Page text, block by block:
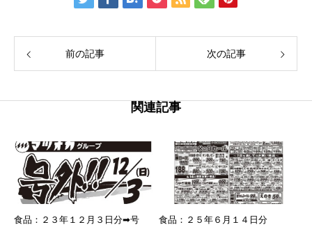
前の記事 次の記事
関連記事
食品：２３年１２月３日分➡号
食品：２５年６月１４日分